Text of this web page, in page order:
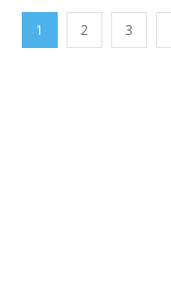
1 2 3